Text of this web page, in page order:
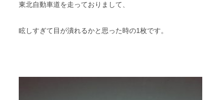
東北自動車道を走っておりまして、
眩しすぎて目が潰れるかと思った時の1枚です。